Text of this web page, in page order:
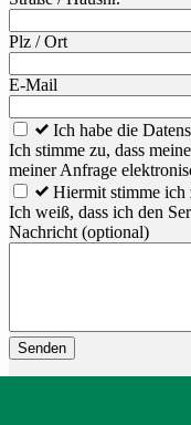
Plz / Ort
E-Mail
Ich habe die
Ich stimme zu, dass
meiner Anfrage
Hiermit stimme
Ich weiß, dass ich den
Nachricht (optional)
Senden